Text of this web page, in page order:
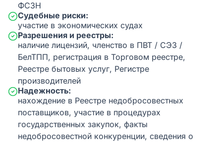
ФСЗН
Судебные риски:
участие в экономических судах
Разрешения и реестры:
наличие лицензий, членство в ПВТ / СЭЗ /
БелТПП, регистрация в Торговом реестре,
Реестре бытовых услуг, Регистре
производителей
Надежность:
нахождение в Реестре недобросовестных
поставщиков, участие в процедурах
государственных закупок, факты
недобросовестной конкуренции, сведения о